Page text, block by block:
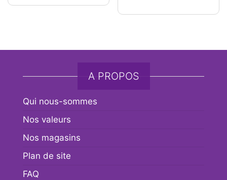
A PROPOS
Qui nous-sommes
Nos valeurs
Nos magasins
Plan de site
FAQ